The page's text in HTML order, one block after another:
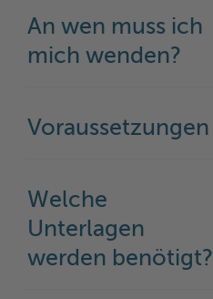
An wen muss ich
mich wenden?
Voraussetzungen
Welche
Unterlagen
werden benötigt?